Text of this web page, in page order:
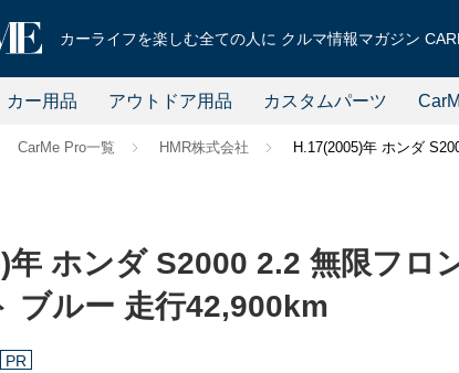
カーライフを楽しむ全ての人に クルマ情報マガジン
カー用品 アウトドア用品 カスタムパーツ
CarMe Pro一覧 HMR株式会社 H.17(2005)年 ホンダ
年 ホンダ S2000 2.2 無限フロ
ブルー 走行42,900km
PR